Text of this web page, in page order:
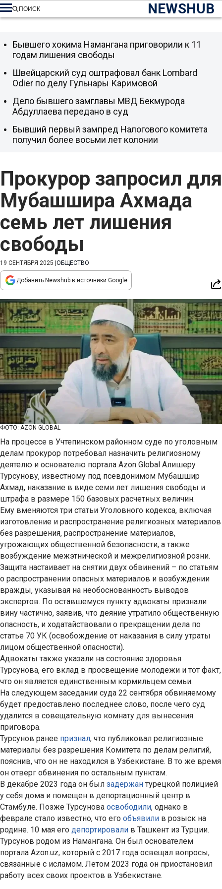
NEWSHUB
ПОИСК
Прокурор запросил для
Мубашшира Ахмада
семь лет лишения
свободы
19 СЕНТЯБРЯ 2025 ОБЩЕСТВО
Добавить Newshub в источники Google
ФОТО: AZON GLOBAL
На процессе в Учтепинском районном суде по уголовным
делам прокурор потребовал назначить религиозному
деятелю и основателю портала Azon Global Алишеру
Турсунову, известному под псевдонимом Мубашшир
Ахмад, наказание в виде семи лет лишения свободы и
штрафа в размере 150 базовых расчетных величин.
Ему вменяются три статьи Уголовного кодекса, включая
изготовление и распространение религиозных материалов
без разрешения, распространение материалов,
угрожающих общественной безопасности, а также
возбуждение межэтнической и межрелигиозной розни.
Защита настаивает на снятии двух обвинений – по статьям
о распространении опасных материалов и возбуждении
вражды, указывая на необоснованность выводов
экспертов. По оставшемуся пункту адвокаты признали
вину частично, заявив, что деяние утратило общественную
опасность, и ходатайствовали о прекращении дела по
статье 70 УК (освобождение от наказания в силу утраты
лицом общественной опасности).
Адвокаты также указали на состояние здоровья
Турсунова, его вклад в просвещение молодежи и тот факт,
что он является единственным кормильцем семьи.
На следующем заседании суда 22 сентября обвиняемому
будет предоставлено последнее слово, после чего суд
удалится в совещательную комнату для вынесения
приговора.
Турсунов ранее признал, что публиковал религиозные
материалы без разрешения Комитета по делам религий,
пояснив, что он не находился в Узбекистане. В то же время
он отверг обвинения по остальным пунктам.
В декабре 2023 года он был задержан турецкой полицией
у себя дома и помещен в депортационный центр в
Стамбуле. Позже Турсунова освободили, однако в
феврале стало известно, что его объявили в розыск на
родине. 10 мая его депортировали в Ташкент из Турции.
Турсунов родом из Намангана. Он был основателем
портала Azon.uz, который с 2017 года освещал вопросы,
связанные с исламом. Летом 2023 года он приостановил
работу всех своих проектов в Узбекистане.
Бывшего хокима Намангана приговорили к 11
годам лишения свободы
Швейцарский суд оштрафовал банк Lombard
Odier по делу Гульнары Каримовой
Дело бывшего замглавы МВД Бекмурода
Абдуллаева передано в суд
Бывший первый зампред Налогового комитета
получил более восьми лет колонии